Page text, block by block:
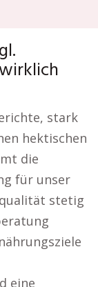
stark
hektischen
die
für unser
stetig
eine